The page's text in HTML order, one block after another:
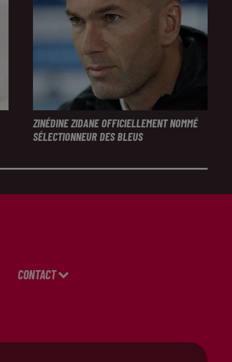
ZINÉDINE ZIDANE OFFICIELLEMENT NOMMÉ
SÉLECTIONNEUR DES BLEUS
CONTACT